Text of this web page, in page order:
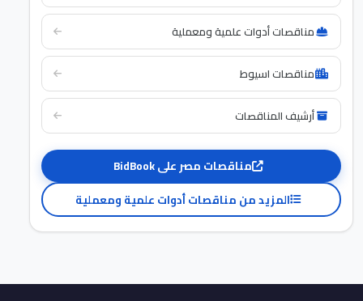
مناقصات أدوات علمية ومعملية
مناقصات اسيوط
أرشيف المناقصات
مناقصات مصر على BidBook
المزيد من مناقصات أدوات علمية ومعملية